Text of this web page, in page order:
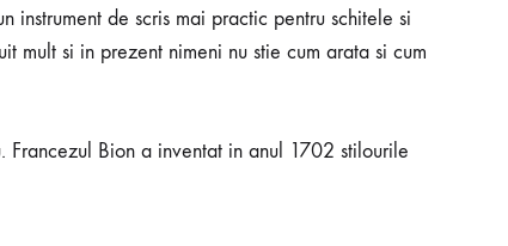
instrument de scris mai practic pentru schitele si
mult si in prezent nimeni nu stie cum arata si cum
Francezul Bion a inventat in anul 1702 stilourile